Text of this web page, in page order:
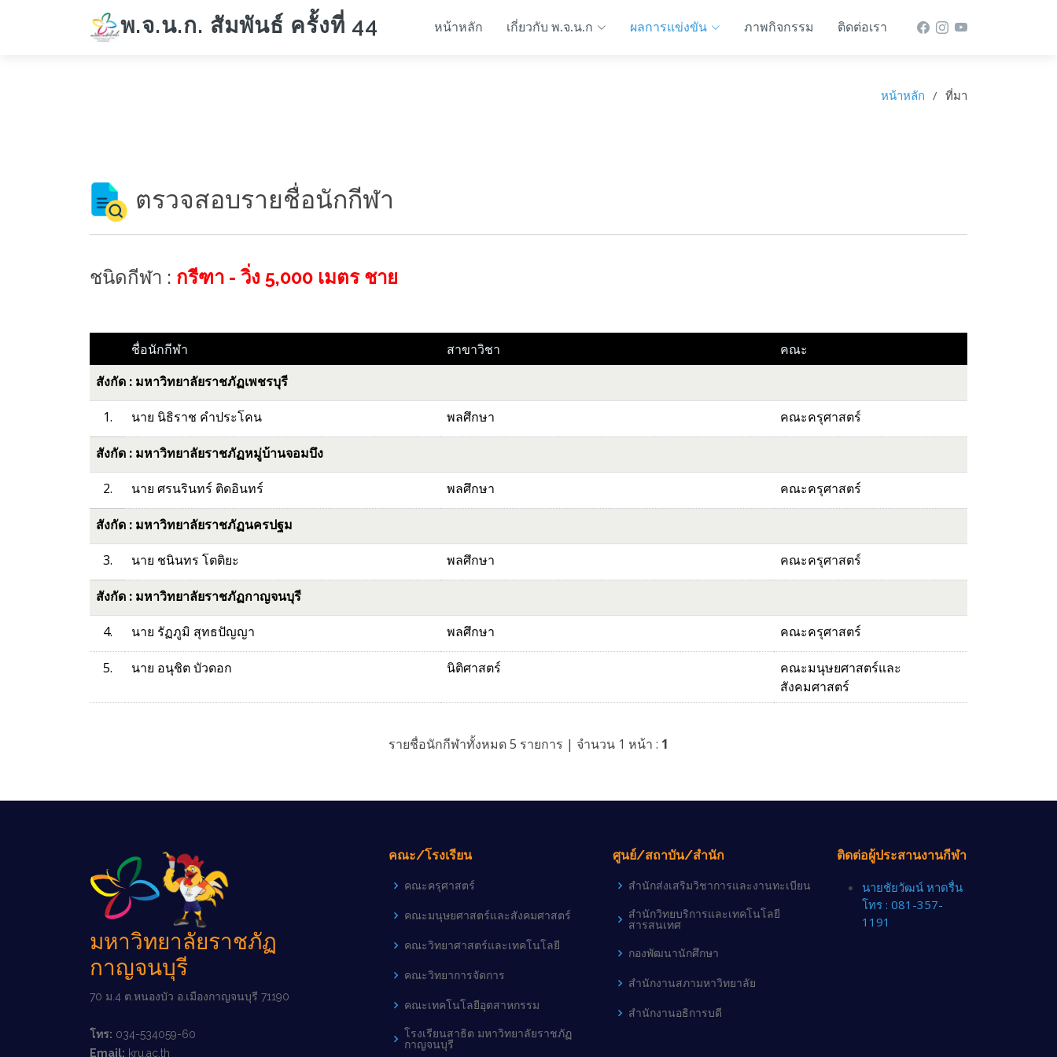
พ.จ.น.ก. สัมพันธ์ ครั้งที่ 44 หน้าหลัก เกี่ยวกับ พ.จ.น.ก ผลการแข่งขัน ภาพกิจกรรม ติดต่อเรา
หน้าหลัก ที่มา
ตรวจสอบรายชื่อนักกีฬา
ชนิดกีฬา : กรีฑา - วิ่ง 5,000 เมตร ชาย
ชื่อนักกีฬา สาขาวิชา
คณะ
สังกัด : มหาวิทยาลัยราชภัฏเพชรบุรี
1. นาย นิธิราช คำประโคน พลศึกษา คณะครุศาสตร์
สังกัด : มหาวิทยาลัยราชภัฏหมู่บ้านจอมบึง
2. นาย ศรนรินทร์ ติดอินทร์ พลศึกษา คณะครุศาสตร์
สังกัด : มหาวิทยาลัยราชภัฏนครปฐม
3. นาย ชนินทร โตติยะ พลศึกษา คณะครุศาสตร์
สังกัด : มหาวิทยาลัยราชภัฏกาญจนบุรี
4. นาย รัฏภูมิ สุทธปัญญา พลศึกษา คณะครุศาสตร์
5. นาย อนุชิต บัวดอก นิติศาสตร์
คณะมนุษยศาสตร์และ
สังคมศาสตร์
รายชื่อนักกีฬาทั้งหมด 5 รายการ | จำนวน 1 หน้า : 1
มหาวิทยาลัยราชภัฏ
กาญจนบุรี
70 ม.4 ต.หนองบัว อ.เมืองกาญจนบุรี 71190
โทร: 034-534059-60
Email: kru.ac.th
คณะ/โรงเรียน
คณะครุศาสตร์
คณะมนุษยศาสตร์และสังคมศาสตร์
คณะวิทยาศาสตร์และเทคโนโลยี
คณะวิทยาการจัดการ
คณะเทคโนโลยีอุตสาหกรรม
โรงเรียนสาธิต มหาวิทยาลัยราชภัฏ
กาญจนบุรี
ศูนย์/สถาบัน/สำนัก
สำนักส่งเสริมวิชาการและงานทะเบียน
สำนักวิทยบริการและเทคโนโลยี
สารสนเทศ
กองพัฒนานักศึกษา
สำนักงานสภามหาวิทยาลัย
สำนักงานอธิการบดี
ติดต่อผู้ประสานงานกีฬา
นายชัยวัฒน์ หาดรื่น
โทร : 081-357-
1191